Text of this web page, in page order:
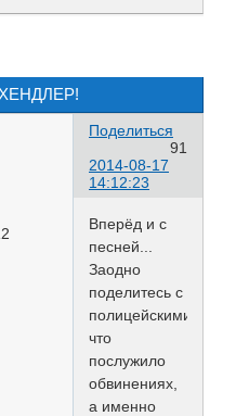
Поделиться
91
2014-08-17
14:12:23
Вперёд и с
песней...
Заодно
поделитесь с
полицейскими,
что
послужило
обвинениях,
а именно